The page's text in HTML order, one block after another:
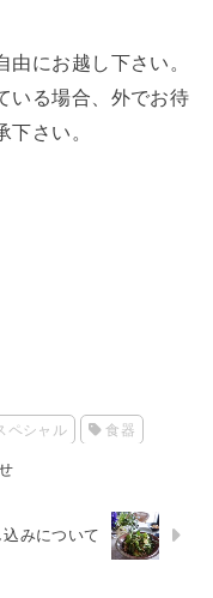
にお越し下さい。
いる場合、外でお待
さい。
ペシャル 食器
込みについて